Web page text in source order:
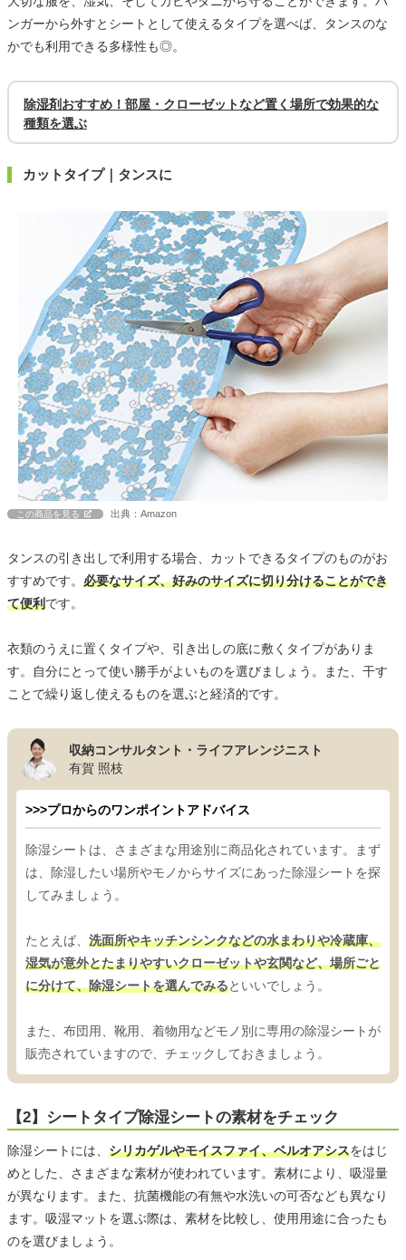
ンガーから外すとシートとして使えるタイプを選べば、タンスのな
かでも利用できる多様性も◎。
除湿剤おすすめ！部屋・クローゼットなど置く場所で効果的な
種類を選ぶ
カットタイプ｜タンスに
この商品を見る 出典：Amazon
タンスの引き出しで利用する場合、カットできるタイプのものがお
すすめです。 必要なサイズ、好みのサイズに切り分けることができ
て便利です。
衣類のうえに置くタイプや、引き出しの底に敷くタイプがありま
す。自分にとって使い勝手がよいものを選びましょう。また、干す
ことで繰り返し使えるものを選ぶと経済的です。
収納コンサルタント・ライフアレンジニスト
有賀 照枝
>>>プロからのワンポイントアドバイス
除湿シートは、さまざまな用途別に商品化されています。まず
は、除湿したい場所やモノからサイズにあった除湿シートを探
してみましょう。
たとえば、 洗面所やキッチンシンクなどの水まわりや冷蔵庫、
湿気が意外とたまりやすいクローゼットや玄関など、場所ごと
に分けて、除湿シートを選んでみるといいでしょう。
また、布団用、靴用、着物用などモノ別に専用の除湿シートが
販売されていますので、チェックしておきましょう。
【2】シートタイプ除湿シートの素材をチェック
除湿シートには、 シリカゲルやモイスファイ、ベルオアシスをはじ
めとした、さまざまな素材が使われています。素材により、吸湿量
が異なります。また、抗菌機能の有無や水洗いの可否なども異なり
ます。吸湿マットを選ぶ際は、素材を比較し、使用用途に合ったも
のを選びましょう。